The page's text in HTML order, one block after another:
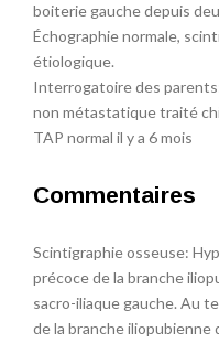
boiterie gauche depuis
Échographie normale,
étiologique.
Interrogatoire des
non métastatique traité
TAP normal il y a 6 mois
Commentaires
Scintigraphie osseuse:
précoce de la branche
sacro-iliaque gauche. Au
de la branche